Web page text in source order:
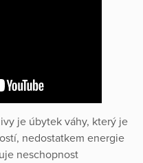
je úbytek váhy, který je
nedostatkem energie
neschopnost